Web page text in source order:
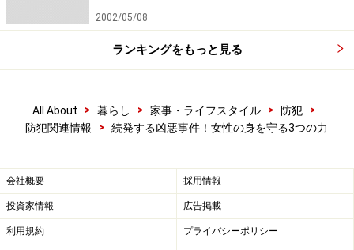
さらに、実際に自分が帰宅する際、周囲をよく見回すこ
るのです。現在進行形で自分に接近する危険がないか、
目と耳から得られる情報をしっかり観察しましょう。気
で自動車がそばまで来るか、不審な人物とすれ違わなく
てはならないか、といった状況をよく見るようにしまし
ょう。
2002/05/08
ランキングをもっと見る
All About > 暮らし > 家事・ライフスタイル > 防犯
>
防犯関連情報
> 続発する凶悪事件！女性の身を守る3つの力
会社概要 採用情報
投資家情報 広告掲載
利用規約 プライバシーポリシー